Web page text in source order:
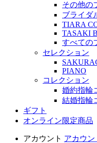
その他の
ブライダ
TIARA
TASAKI
すべての
セレクション
PIANO
コレクション
婚約指輪
結婚指輪
ギフト
オンライン限定商品
アカウント アカウン